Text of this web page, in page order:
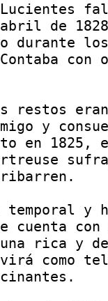
Lucientes
de
durante
con
restos
y
en 1825,
temporal y
cuenta con
rica y
como